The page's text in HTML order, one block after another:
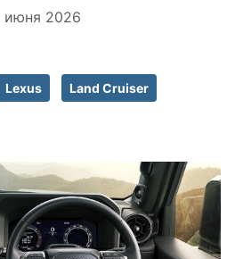
июня 2026
Lexus Land Cruiser